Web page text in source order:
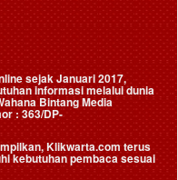
sejak Januari 2017,
informasi melalui dunia
Bintang Media
: 363/DP-
Klikwarta.com terus
kebutuhan pembaca sesuai